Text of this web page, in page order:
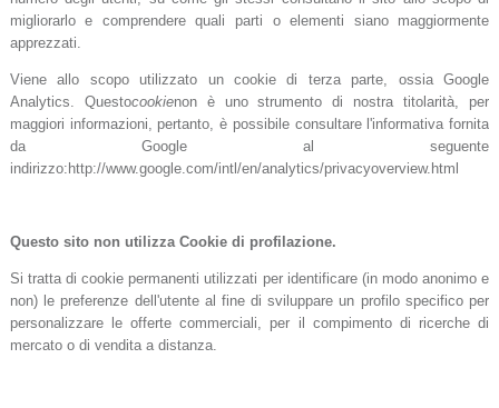
migliorarlo e comprendere quali parti o elementi siano maggiormente
apprezzati.
Viene allo scopo utilizzato un cookie di terza parte, ossia Google
Analytics. Questocookienon è uno strumento di nostra titolarità, per
maggiori informazioni, pertanto, è possibile consultare l'informativa fornita
da Google al seguente
indirizzo:http://www.google.com/intl/en/analytics/privacyoverview.html
Questo sito non utilizza Cookie di profilazione.
Si tratta di cookie permanenti utilizzati per identificare (in modo anonimo e
non) le preferenze dell'utente al fine di sviluppare un profilo specifico per
personalizzare le offerte commerciali, per il compimento di ricerche di
mercato o di vendita a distanza.